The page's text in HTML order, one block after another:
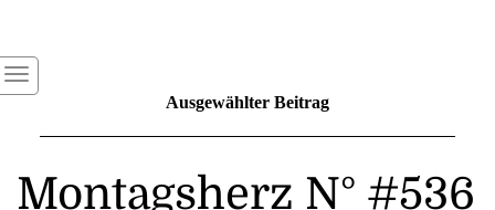
Ausgewählter Beitrag
Montagsherz N° #536